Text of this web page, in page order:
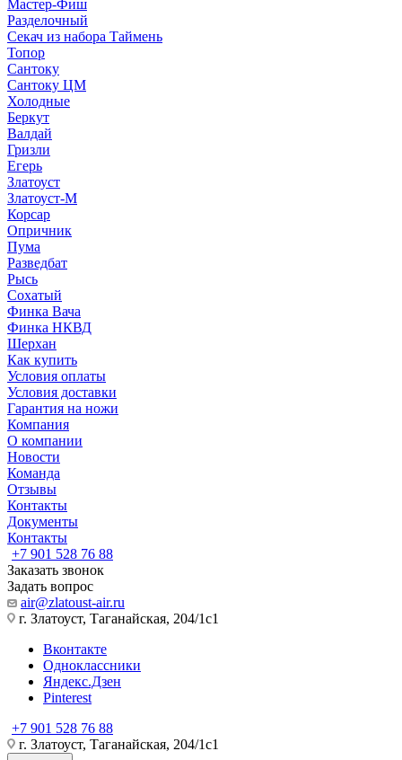
Мастер-Фиш
Разделочный
Секач из набора Таймень
Топор
Сантоку
Сантоку ЦМ
Холодные
Беркут
Валдай
Гризли
Егерь
Златоуст
Златоуст-М
Корсар
Опричник
Пума
Разведбат
Рысь
Сохатый
Финка Вача
Финка НКВД
Шерхан
Как купить
Условия оплаты
Условия доставки
Гарантия на ножи
Компания
О компании
Новости
Команда
Отзывы
Контакты
Документы
Контакты
+7 901 528 76 88
Заказать звонок
Задать вопрос
air@zlatoust-air.ru
г. Златоуст, Таганайская, 204/1с1
Вконтакте
Одноклассники
Яндекс.Дзен
Pinterest
+7 901 528 76 88
г. Златоуст, Таганайская, 204/1с1